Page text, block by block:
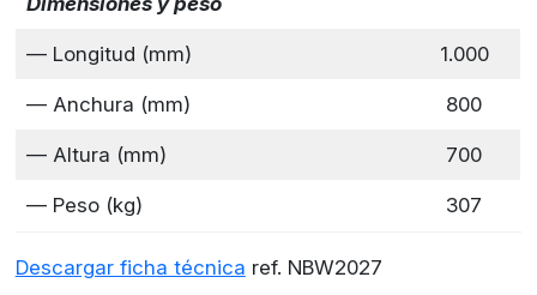
— Longitud (mm) 1.000
— Anchura (mm) 800
— Altura (mm) 700
— Peso (kg) 307
Descargar ficha técnica ref. NBW2027